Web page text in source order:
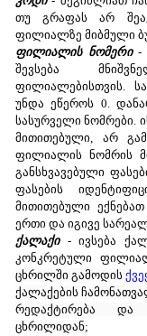
თუ გრაფას არ
ფილიალზე მიბმული
ფილიალის ნომერი-
შევსება
ფილიალებისთვის.
უნდა ეწეროს 0.
სასურველი ნომრები.
მითითებული, არ
ფილიალის ნომრის
განსხვავებული
ფასების
მითითებული
ერთი და იგივე
ქალაქი- ივსება
კონკრეტული
ცხრილში გამოდის
ქალაქების
რედაქტირება და
ცხრილიდან;